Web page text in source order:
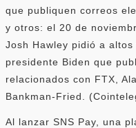
que publiquen correos
y otros: el 20 de
Josh Hawley pidió a
presidente Biden que
relacionados con FTX,
Bankman-Fried.
Al lanzar SNS Pay, una